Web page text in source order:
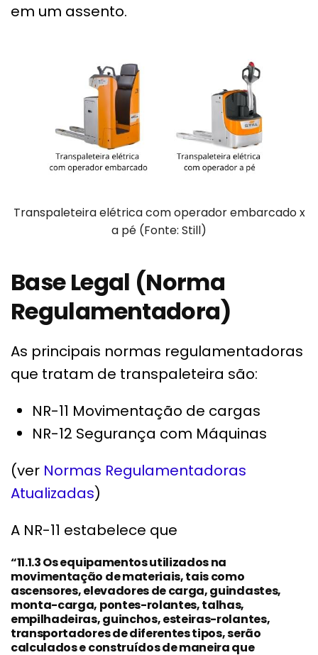
em um assento.
Transpaleteira elétrica com operador embarcado x
a pé (Fonte: Still)
Base Legal (Norma
Regulamentadora)
As principais normas regulamentadoras
que tratam de transpaleteira são:
NR-11 Movimentação de cargas
NR-12 Segurança com Máquinas
(ver Normas Regulamentadoras
Atualizadas)
A NR-11 estabelece que
“11.1.3 Os equipamentos utilizados na
movimentação de materiais, tais como
ascensores, elevadores de carga, guindastes,
monta-carga, pontes-rolantes, talhas,
empilhadeiras, guinchos, esteiras-rolantes,
transportadores de diferentes tipos, serão
calculados e construídos de maneira que